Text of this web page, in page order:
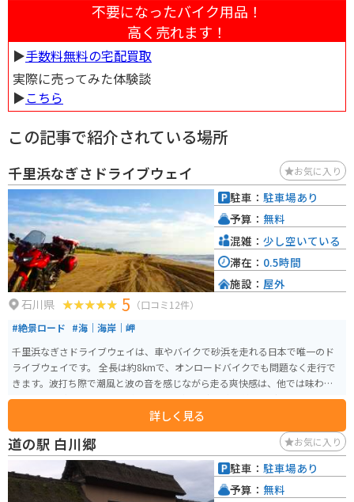
不要になったバイク用品！
高く売れます！
▶︎手数料無料の宅配買取
実際に売ってみた体験談
▶︎こちら
この記事で紹介されている場所
千里浜なぎさドライブウェイ お気に入り
石川県 5 （口コミ12件）
#絶景ロード #海｜海岸｜岬
千里浜なぎさドライブウェイは、車やバイクで砂浜を走れる日本で唯一のド
ライブウェイです。 全長は約8kmで、オンロードバイクでも問題なく走行で
きます。波打ち際で潮風と波の音を感じながら走る爽快感は、他では味わえ
ません。 日中でももちろん楽しめますが、夕方、水平線へと沈む夕日をバッ
クに走るのがオススメです。 バイクを停車して写真撮影を行うことも可能で
すが、スタンドが沈みやすいので、スタンド版を用意した方が良いです。 注
意点としては、砂が乾いて白くなっている箇所と、海ギリギリのところはタ
イヤが取られやすいので、真ん中の踏み固められた箇所を走るようにしまし
ょう。
詳しく見る
駐車： 駐車場あり
予算： 無料
混雑： 少し空いている
滞在： 0.5時間
施設： 屋外
道の駅 白川郷 お気に入り
駐車： 駐車場あり
予算： 無料